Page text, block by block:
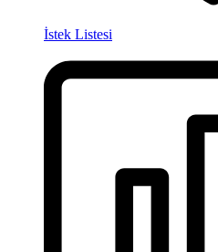
İstek Listesi